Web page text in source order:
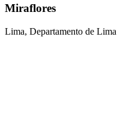
Miraflores
Lima, Departamento de Lima